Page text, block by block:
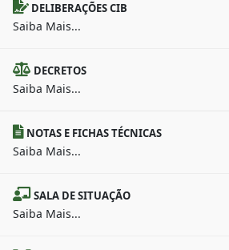
DELIBERAÇÕES CIB
Saiba Mais...
DECRETOS
Saiba Mais...
NOTAS E FICHAS TÉCNICAS
Saiba Mais...
SALA DE SITUAÇÃO
Saiba Mais...